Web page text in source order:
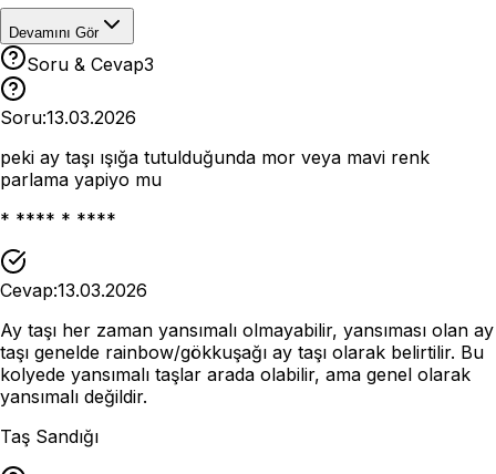
Devamını Gör
Soru & Cevap3
Soru:13.03.2026
peki ay taşı ışığa tutulduğunda mor veya mavi renk
parlama yapiyo mu
* **** * ****
Cevap:13.03.2026
Ay taşı her zaman yansımalı olmayabilir, yansıması olan ay
taşı genelde rainbow/gökkuşağı ay taşı olarak belirtilir. Bu
kolyede yansımalı taşlar arada olabilir, ama genel olarak
yansımalı değildir.
Taş Sandığı